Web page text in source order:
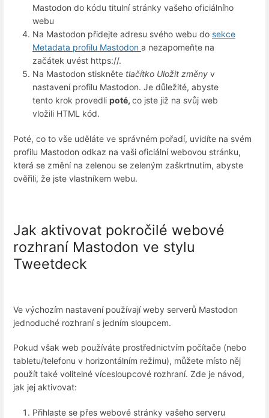
Mastodon do kódu titulní stránky vašeho oficiálního
webu
Na Mastodon přidejte adresu svého webu do sekce
Metadata profilu Mastodon a nezapomeňte na
začátek uvést https://.
Na Mastodon stiskněte tlačítko Uložit změny v
nastavení profilu Mastodon. Je důležité, abyste
tento krok provedli poté, co jste již na svůj web
vložili HTML kód.
Poté, co to vše uděláte ve správném pořadí, uvidíte na svém
profilu Mastodon odkaz na vaši oficiální webovou stránku,
která se změní na zelenou se zeleným zaškrtnutím, abyste
ověřili, že jste vlastníkem webu.
Jak aktivovat pokročilé webové
rozhraní Mastodon ve stylu
Tweetdeck
Ve výchozím nastavení používají weby serverů Mastodon
jednoduché rozhraní s jedním sloupcem.
Pokud však web používáte prostřednictvím počítače (nebo
tabletu/telefonu v horizontálním režimu), můžete místo něj
použít také volitelné vícesloupcové rozhraní. Zde je návod,
jak jej aktivovat:
Přihlaste se přes webové stránky vašeho serveru